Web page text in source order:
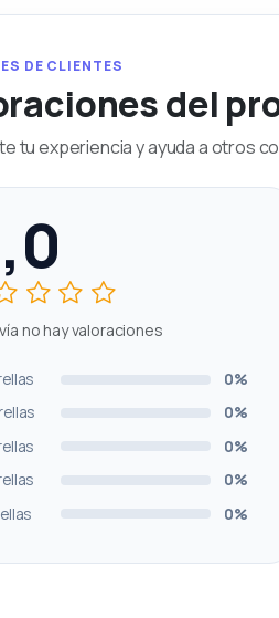
DE CLIENTES
del
tu experiencia y ayuda a otros
no hay valoraciones
0%
0%
0%
0%
0%